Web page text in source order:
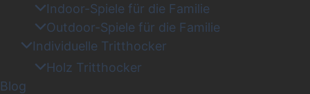
Indoor-Spiele für die Familie
Outdoor-Spiele für die Familie
Individuelle Tritthocker
Holz Tritthocker
Blog